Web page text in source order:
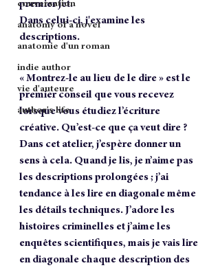
conversation
anatomy of a novel
anatomie d'un roman
indie author
vie d'auteure
author's life
premier jet.
Dans celui-ci, j'examine les
descriptions.
« Montrez-le au lieu de le dire » est le
premier conseil que vous recevez
lorsque vous étudiez l’écriture
créative. Qu’est-ce que ça veut dire ?
Dans cet atelier, j’espère donner un
sens à cela. Quand je lis, je n’aime pas
les descriptions prolongées ; j’ai
tendance à les lire en diagonale même
les détails techniques. J’adore les
histoires criminelles et j’aime les
enquêtes scientifiques, mais je vais lire
en diagonale chaque description des